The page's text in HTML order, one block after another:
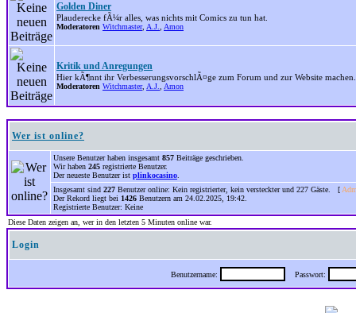
Golden Diner
Plauderecke fÃ¼r alles, was nichts mit Comics zu tun hat.
Moderatoren Witchmaster, A.J. Amon
Kritik und Anregungen
Hier kÃ¶nnt ihr VerbesserungsvorschlÃ¤ge zum Forum und zur Website machen.
Moderatoren Witchmaster, A.J. Amon
Wer ist online?
Unsere Benutzer haben insgesamt 857 Beiträge geschrieben.
Wir haben 245 registrierte Benutzer.
Der neueste Benutzer ist plinkocasino
Insgesamt sind 227 Benutzer online: Kein registrierter, kein versteckter und 227 Gäste. [
Der Rekord liegt bei 1426 Benutzern am 24.02.2025, 19:42.
Registrierte Benutzer: Keine
Diese Daten zeigen an, wer in den letzten 5 Minuten online war.
Login
Benutzername: Passwort: